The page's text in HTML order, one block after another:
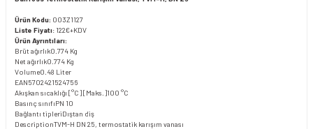
Ürün Kodu: 003Z1127
Liste Fiyatı: 122€+KDV
Ürün Ayrıntıları:
Brüt ağırlık0.774 Kg
Net ağırlık0.774 Kg
Volume0.48 Liter
EAN5702421524756
Akışkan sıcaklığı [°C] [Maks.]100 °C
Basınç sınıfıPN 10
Bağlantı tipleriDıştan diş
DescriptionTVM-H DN 25, termostatik karışım vanası